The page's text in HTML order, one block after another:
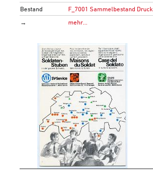
Bestand
F_7001 Sammelbestand Druck
→
mehr…